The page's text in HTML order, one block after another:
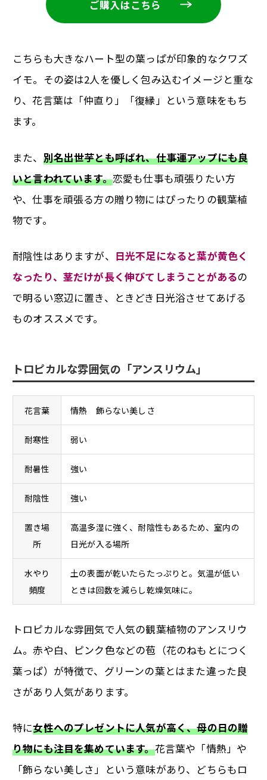
ご購入はこちら
こちらも大きなハート型の葉っぱが印象的なクワズ
イモ。その姿は2人を優しく包み込むイメージと重な
り、花言葉は「仲直り」「復縁」という意味をもち
ます。
また、 別名出世芋とも呼ばれ、仕事運アップにも良
いと言われています。恋愛も仕事も頑張りたい方
や、仕事を頑張る方の贈り物にはぴったりの観葉植
物です。
耐陰性はありますが、 日光不足になると葉が黄色く
なったり、茎だけが長く伸びてしまうことがあるの
で明るい窓辺に置き、ときどき日光浴させてあげる
ものオススメです。
トロピカルな雰囲気の「アンスリウム」
花言葉 情熱 飾らない美しさ
耐寒性 弱い
耐暑性 強い
耐陰性 強い
置き場
所
高温多湿に強く、耐陰性もあるため、室内の
日光が入る場所
水やり
頻度
土の表面が乾いたらたっぷりと。気温が低い
ときは回数を減らし乾燥気味に。
トロピカルな雰囲気で人気の観葉植物のアンスリウ
ム。赤や白、ピンク色などの苞（花のねもとにつく
葉っぱ）が特徴で、グリーンの葉とはまた違った良
さがあり人気があります。
特に女性へのプレゼントに人気が高く、母の日の贈
り物にも注目を集めています。花言葉や「情熱」や
「飾らない美しさ」という意味があり、どちらもロ